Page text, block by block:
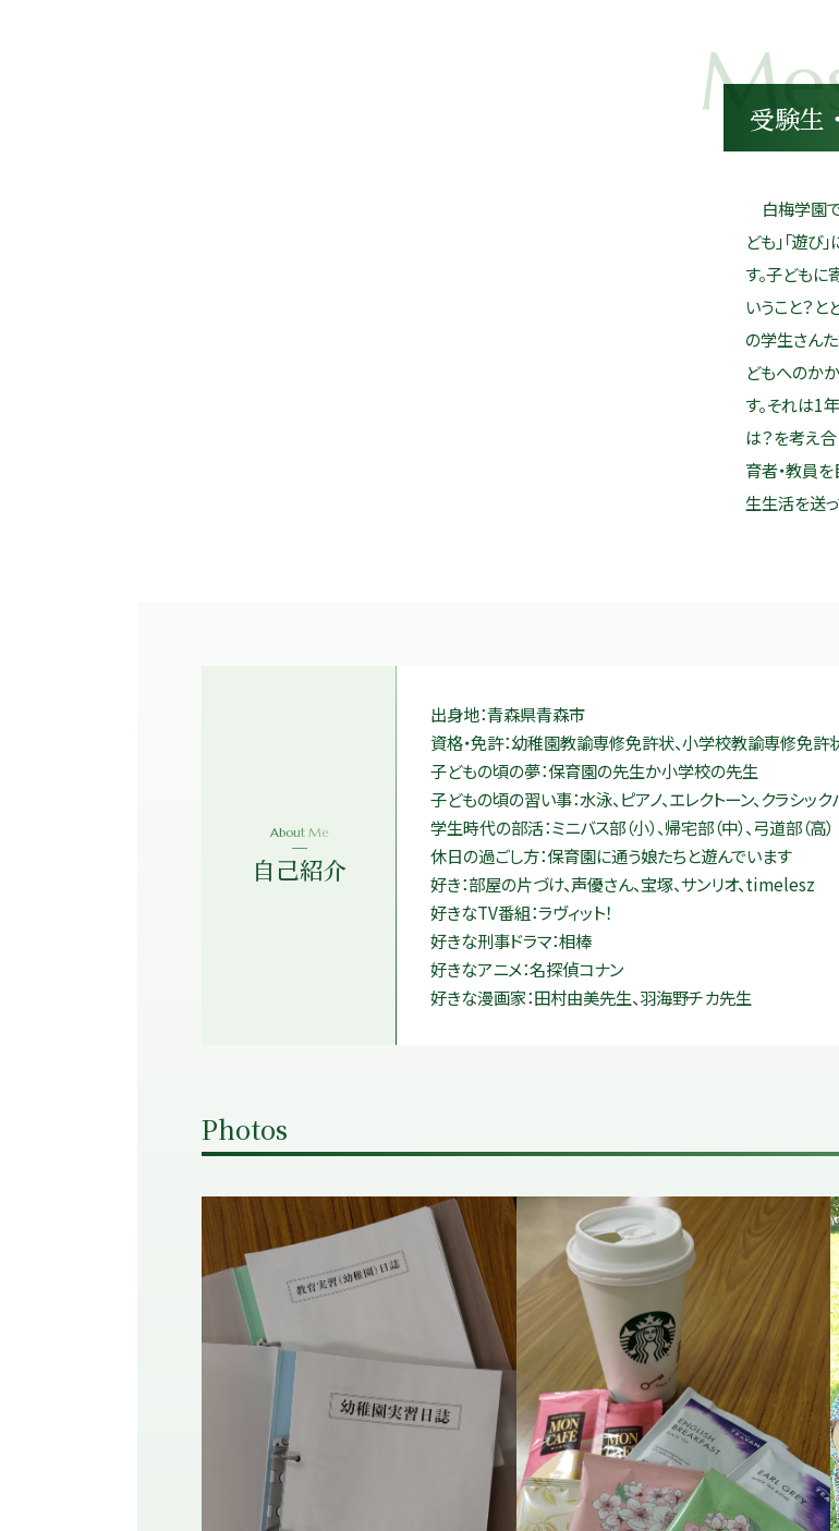
受験生
白梅学園で
ども」「遊
す。子どもに
いうこと？
の学生さん
どもへのか
す。それは1
は？を考え
育者・教員
生生活を送っ
About Me
自己紹介
出身地：青森県青森市
資格・免許：幼稚園教諭専修免許状、小学校教諭専修免許
子どもの頃の夢：保育園の先生か小学校の先生
子どもの頃の習い事：水泳、ピアノ、エレクトーン、クラシッ
学生時代の部活：ミニバス部（小）、帰宅部（中）、弓道部（高）
休日の過ごし方：保育園に通う娘たちと遊んでいます
好き：部屋の片づけ、声優さん、宝塚、サンリオ、timelesz
好きなTV番組：ラヴィット！
好きな刑事ドラマ：相棒
好きなアニメ：名探偵コナン
好きな漫画家：田村由美先生、羽海野チカ先生
Photos